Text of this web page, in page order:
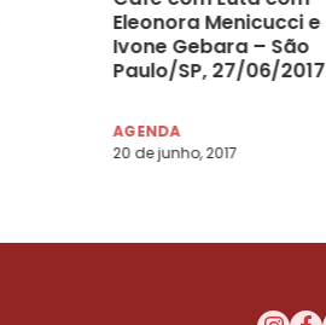
Eleonora Menicucci e
Ivone Gebara – São
Paulo/SP, 27/06/2017
AGENDA
20 de junho, 2017